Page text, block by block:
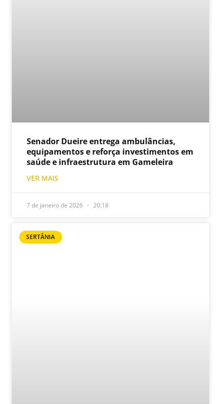
Senador Dueire entrega ambulâncias,
equipamentos e reforça investimentos em
saúde e infraestrutura em Gameleira
VER MAIS
7 de janeiro de 2026 20:18
SERTÂNIA